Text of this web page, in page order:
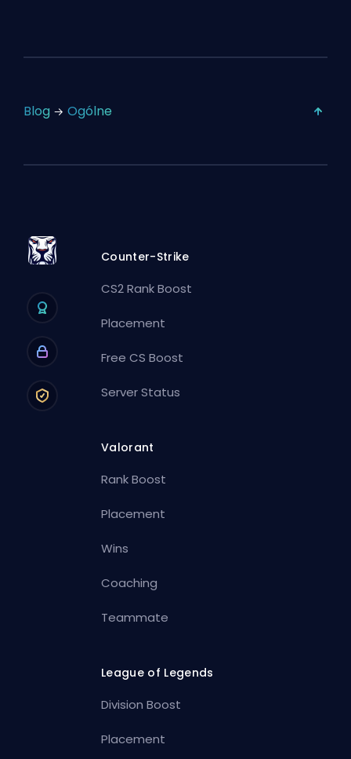
Blog Ogólne
Counter-Strike
CS2 Rank Boost
Placement
Free CS Boost
Server Status
Valorant
Rank Boost
Placement
Wins
Coaching
Teammate
League of Legends
Division Boost
Placement